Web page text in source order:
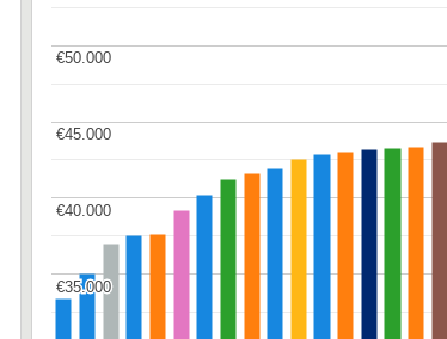
€35.000
€35.000
€40.000
€40.000
€45.000
€45.000
€50.000
€50.000